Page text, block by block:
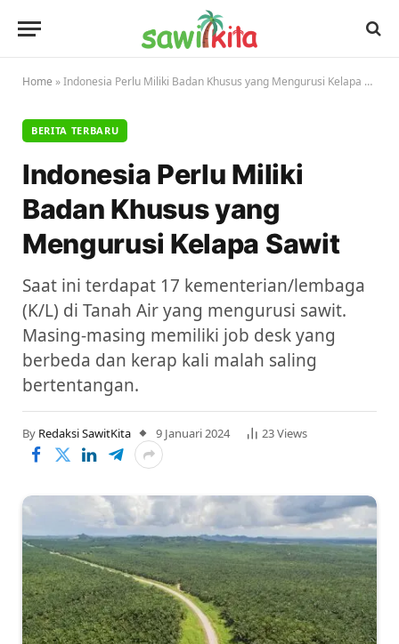
Home »Indonesia Perlu Miliki Badan Khusus yang Mengurusi Kelapa Sawit
BERITA TERBARU
Indonesia Perlu Miliki
Badan Khusus yang
Mengurusi Kelapa Sawit
Saat ini terdapat 17 kementerian/lembaga
(K/L) di Tanah Air yang mengurusi sawit.
Masing-masing memiliki job desk yang
berbeda dan kerap kali malah saling
bertentangan.
By Redaksi SawitKita 9 Januari 2024 23Views